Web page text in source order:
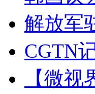
解放军
CGTN
【微